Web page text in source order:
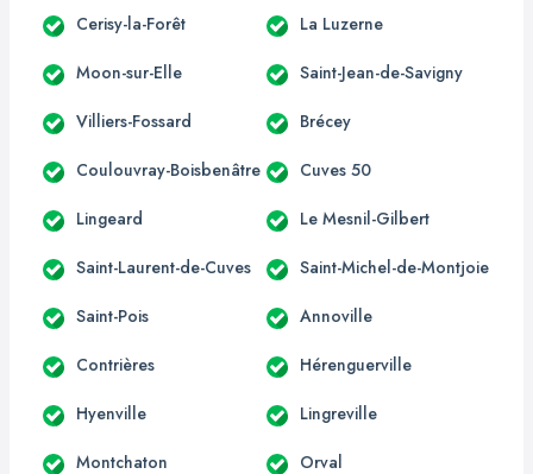
Cerisy-la-Forêt La Luzerne
Moon-sur-Elle Saint-Jean-de-Savigny
Villiers-Fossard Brécey
Coulouvray-Boisbenâtre Cuves 50
Lingeard Le Mesnil-Gilbert
Saint-Laurent-de-Cuves Saint-Michel-de-Montjoie
Saint-Pois Annoville
Contrières Hérenguerville
Hyenville Lingreville
Montchaton Orval